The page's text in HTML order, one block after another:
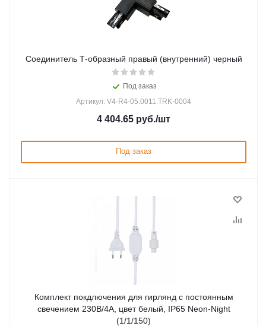
Соединитель Т-образный правый (внутренний) черный
Под заказ
Артикул: V4-R4-05.0011.TRK-0004
4 404.65 руб./шт
Под заказ
Комплект покдлючения для гирлянд с постоянным
свечением 230В/4А, цвет белый, IP65 Neon-Night
(1/1/150)